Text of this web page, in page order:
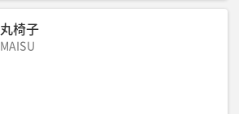
丸椅子
MAISU